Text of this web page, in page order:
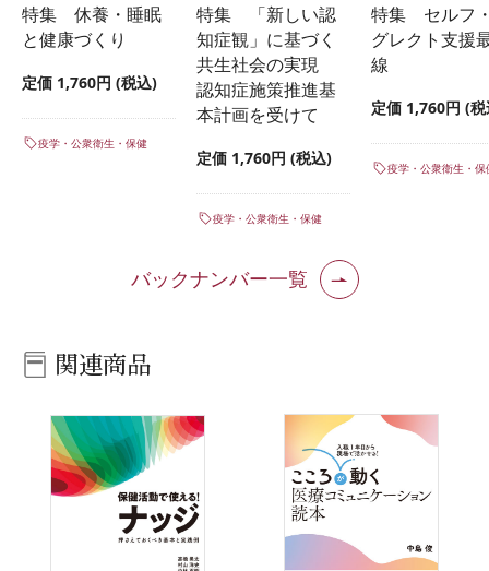
特集 休養・睡眠
と健康づくり
定価 1,760円 (税込)
疫学・公衆衛生・保健
特集 「新しい認
知症観」に基づく
共生社会の実現
認知症施策推進基
本計画を受けて
定価 1,760円 (税込)
疫学・公衆衛生・保健
特集 セルフ
グレクト支援
線
定価 1,760円 (
疫学・公衆衛生・保
バックナンバー一覧
関連商品